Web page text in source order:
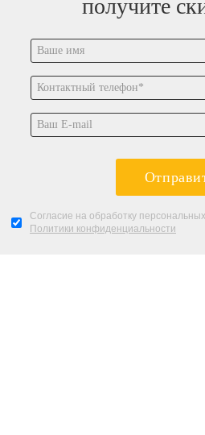
получите
Согласие на обработку
Политики конфиденциальности